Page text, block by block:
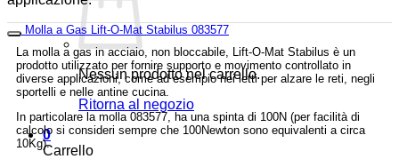
Nessun prodotto nel carrello.
Ritorna al negozio
0
Carrello
Molla a Gas Lift-O-Mat Stabilus 083577
La molla a gas in acciaio, non bloccabile, Lift-O-Mat Stabilus è un
prodotto utilizzato per fornire supporto e movimento controllato in
diverse applicazioni, come ad esempio nei letti per alzare le reti, negli
sportelli e nelle antine cucina.
In particolare la molla 083577, ha una spinta di 100N (per facilità di
calcolo si consideri sempre che 100Newton sono equivalenti a circa
10Kg).